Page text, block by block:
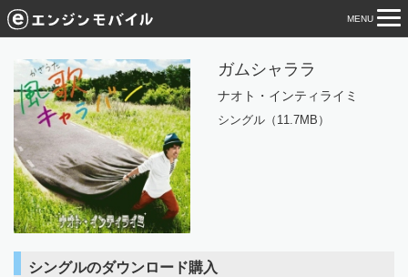
MENU
ガムシャララ
ナオト・インティライミ
シングル（11.7MB）
シングルのダウンロード購入